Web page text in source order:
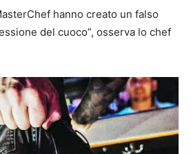
hanno creato un falso
del cuoco”, osserva lo chef